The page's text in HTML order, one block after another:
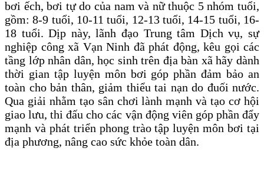
bơi ếch, bơi tự do của nam và nữ thuộc 5 nhóm tuổi,
gồm: 8-9 tuổi, 10-11 tuổi, 12-13 tuổi, 14-15 tuổi, 16-
18 tuổi. Dịp này, lãnh đạo Trung tâm Dịch vụ, sự
nghiệp công xã Vạn Ninh đã phát động, kêu gọi các
tầng lớp nhân dân, học sinh trên địa bàn xã hãy dành
thời gian tập luyện môn bơi góp phần đảm bảo an
toàn cho bản thân, giảm thiểu tai nạn do đuối nước.
Qua giải nhằm tạo sân chơi lành mạnh và tạo cơ hội
giao lưu, thi đấu cho các vận động viên góp phần đẩy
mạnh và phát triển phong trào tập luyện môn bơi tại
địa phương, nâng cao sức khỏe toàn dân.